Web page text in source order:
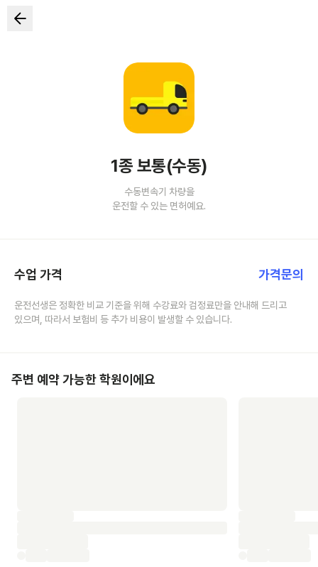
1종 보통(수동)
수동변속기 차량을
운전할 수 있는 면허예요.
수업 가격 가격문의
운전선생은 정확한 비교 기준을 위해 수강료와 검정료만을 안내해 드리고
있으며, 따라서 보험비 등 추가 비용이 발생할 수 있습니다.
주변 예약 가능한 학원이에요